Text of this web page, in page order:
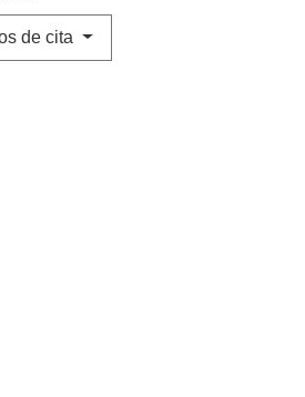
de cita